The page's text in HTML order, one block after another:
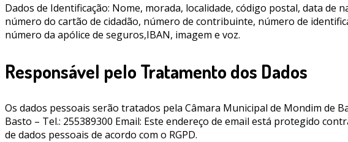
Dados de Identificação: Nome, morada, localidade, código postal, data
número do cartão de cidadão, número de contribuinte, número de
número da apólice de seguros,IBAN, imagem e voz.
Responsável pelo Tratamento dos Dados
Os dados pessoais serão tratados pela Câmara Municipal de Mondim de
Basto – Tel.: 255389300 Email: Este endereço de email está protegido
de dados pessoais de acordo com o RGPD.